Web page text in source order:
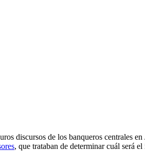
discursos de los banqueros centrales
, que trataban de determinar cuál será